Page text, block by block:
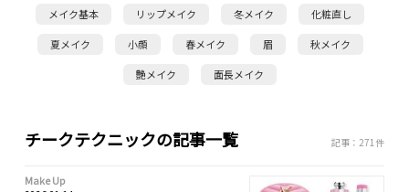
メイク基本 リップメイク 冬メイク 化粧直し
夏メイク 小顔 春メイク 眉 秋メイク
艶メイク 面長メイク
チークテクニックの記事一覧 記事：271件
Make Up